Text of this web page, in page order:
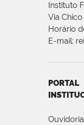
Instituto
Via
Horário
E-mail:
PORTAL
Ouvidoria